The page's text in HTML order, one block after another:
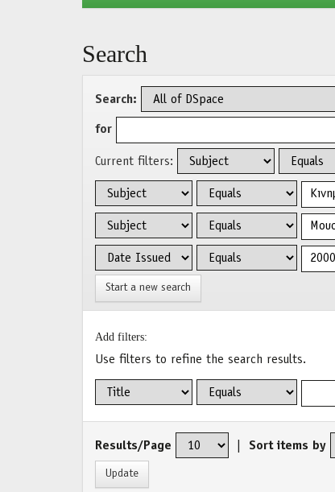
Search
Search:
for
Current filters:
Start a new search
Add filters:
Use filters to refine the search results.
Results/Page Sort items by